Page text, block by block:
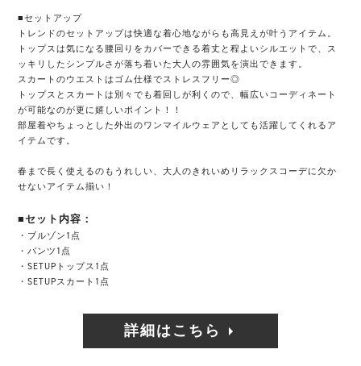
■セットアップ
トレンドのセットアップは快適な着心地ながらも高見えが叶うアイテム。
トップスは気になる腰回りをカバーできる着丈と程よいシルエットで、ス
ッキリしたシンプルさが落ち着いた大人の雰囲気を演出できます。
スカートのウエストはゴム仕様でストレスフリー◎
トップスとスカートは別々でも着回しが利くので、幅広いコーディネート
が可能なのが更に嬉しいポイント！！
部屋着やちょっとした外出のワンマイルウェアとしても活躍してくれるア
イテムです。
春まで長く使えるのもうれしい、大人のきれいめリラックスコーデに欠か
せないアイテム揃い！
■セット内容：
・ブルゾン1点
・パンツ1点
・SETUPトップス1点
・SETUPスカート1点
詳細はこちら